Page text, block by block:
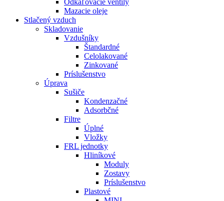
Odkaľovacie ventily
Mazacie oleje
Stlačený vzduch
Skladovanie
Vzdušníky
Štandardné
Celolakované
Zinkované
Príslušenstvo
Úprava
Sušiče
Kondenzačné
Adsorbčné
Filtre
Úplné
Vložky
FRL jednotky
Hliníkové
Moduly
Zostavy
Príslušenstvo
Plastové